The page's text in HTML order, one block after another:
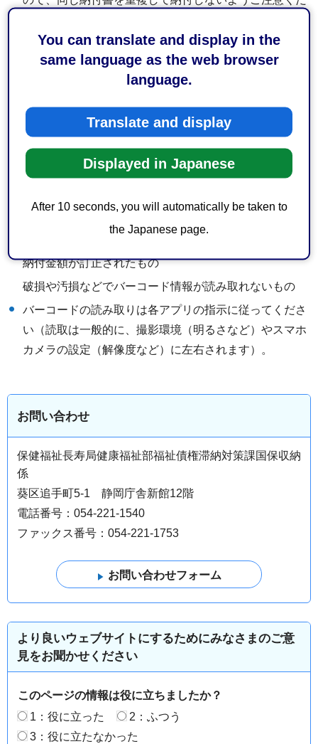
You can translate and display in the
same language as the web browser
language.
Translate and display
Displayed in Japanese
After 10 seconds, you will automatically be taken to
the Japanese page.
以下の方法では納付できません。アプリから直接納付し
てください。
コンビニエンスストア等の店頭でクレジットカード、電
子マネーでの納付
ATMやコンビニエンスストア店頭でのデビットカードに
よる納付
次の納付書はスマホアプリでは利用できません。
納付金額が訂正されたもの
破損や汚損などでバーコード情報が読み取れないもの
バーコードの読み取りは各アプリの指示に従ってくださ
い（読取は一般的に、撮影環境（明るさなど）やスマホ
カメラの設定（解像度など）に左右されます）。
お問い合わせ
保健福祉長寿局健康福祉部福祉債権滞納対策課国保収納
係
葵区追手町5-1 静岡庁舎新館12階
電話番号：054-221-1540
ファックス番号：054-221-1753
より良いウェブサイトにするためにみなさまのご意
見をお聞かせください
このページの情報は役に立ちましたか？
1：役に立った
2：ふつう
3：役に立たなかった